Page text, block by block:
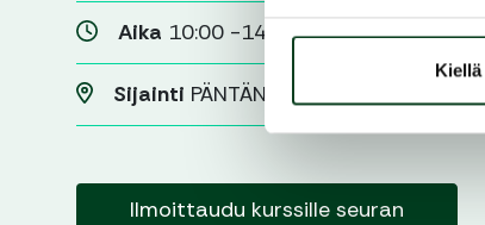
Kiellä
Aika 10:00 -14:00
Sijainti PÄNTÄNE
Ilmoittaudu kurssille seuran